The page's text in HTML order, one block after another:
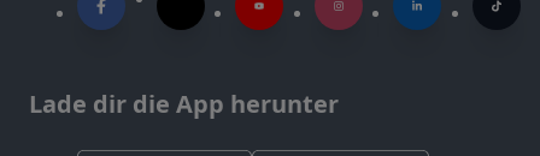
Lade dir die App herunter